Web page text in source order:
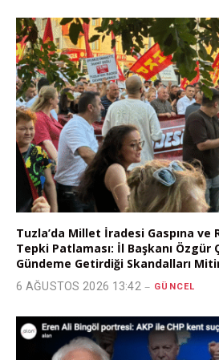
Tuzla’da Millet İradesi Gaspına ve
Tepki Patlaması: İl Başkanı Özgür
Gündeme Getirdiği Skandalları
6 AĞUSTOS 2026 13:42 GÜNCEL